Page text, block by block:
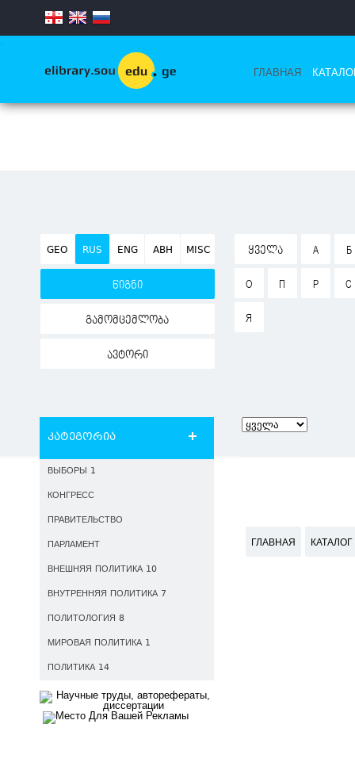
.
ГЛАВНАЯ
GEO RUS ENG ABH MISC
წიგნი
გამომცემლობა
ავტორი
ᲧᲕᲔᲚᲐ А Б
О П Р С
Я
კატეგორია
ВЫБОРЫ 1
КОНГРЕСС
ПРАВИТЕЛЬСТВО
ПАРЛАМЕНТ
ВНЕШНЯЯ ПОЛИТИКА 10
ВНУТРЕННЯЯ ПОЛИТИКА 7
ПОЛИТОЛОГИЯ 8
МИРОВАЯ ПОЛИТИКА 1
ПОЛИТИКА 14
ГЛАВНАЯ